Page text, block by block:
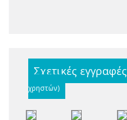
Σχετικές εγγραφές
χρηστών)